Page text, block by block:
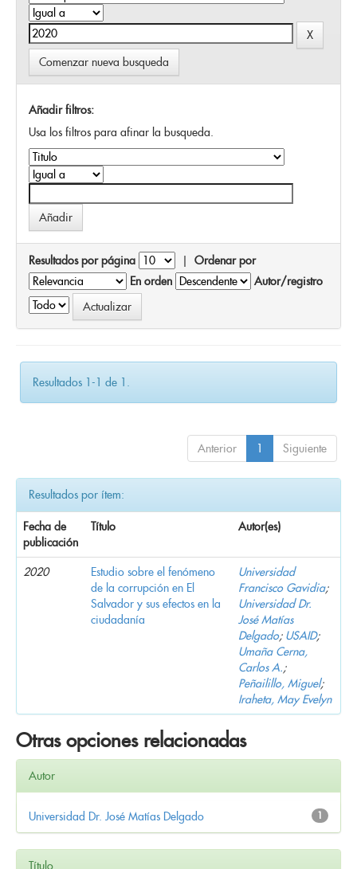
Comenzar nueva busqueda
Añadir filtros:
Usa los filtros para afinar la busqueda.
Resultados por página | Ordenar por
En orden
Autor/registro
Resultados 1-1 de 1.
Anterior 1 Siguiente
Resultados por ítem:
Fecha de
publicación
Título Autor(es)
2020
Estudio sobre el fenómeno
de la corrupción en El
Salvador y sus efectos en la
ciudadanía
Universidad
Francisco Gavidia;
Universidad Dr.
José Matías
Delgado; USAID;
Umaña Cerna,
Carlos A.;
Peñailillo, Miguel;
Iraheta, May Evelyn
Otras opciones relacionadas
Autor
1
Universidad Dr. José Matías Delgado
Título